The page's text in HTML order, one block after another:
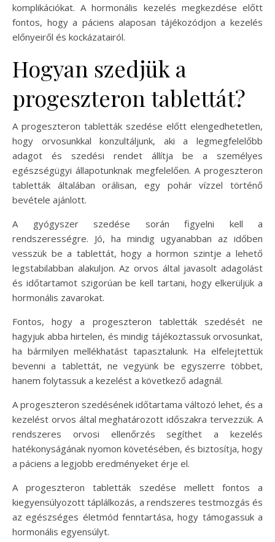
komplikációkat. A hormonális kezelés megkezdése előtt
fontos, hogy a páciens alaposan tájékozódjon a kezelés
előnyeiről és kockázatairól.
Hogyan szedjük a
progeszteron tablettát?
A progeszteron tabletták szedése előtt elengedhetetlen,
hogy orvosunkkal konzultáljunk, aki a legmegfelelőbb
adagot és szedési rendet állítja be a személyes
egészségügyi állapotunknak megfelelően. A progeszteron
tabletták általában orálisan, egy pohár vízzel történő
bevétele ajánlott.
A gyógyszer szedése során figyelni kell a
rendszerességre. Jó, ha mindig ugyanabban az időben
vesszük be a tablettát, hogy a hormon szintje a lehető
legstabilabban alakuljon. Az orvos által javasolt adagolást
és időtartamot szigorúan be kell tartani, hogy elkerüljük a
hormonális zavarokat.
Fontos, hogy a progeszteron tabletták szedését ne
hagyjuk abba hirtelen, és mindig tájékoztassuk orvosunkat,
ha bármilyen mellékhatást tapasztalunk. Ha elfelejtettük
bevenni a tablettát, ne vegyünk be egyszerre többet,
hanem folytassuk a kezelést a következő adagnál.
A progeszteron szedésének időtartama változó lehet, és a
kezelést orvos által meghatározott időszakra tervezzük. A
rendszeres orvosi ellenőrzés segíthet a kezelés
hatékonyságának nyomon követésében, és biztosítja, hogy
a páciens a legjobb eredményeket érje el.
A progeszteron tabletták szedése mellett fontos a
kiegyensúlyozott táplálkozás, a rendszeres testmozgás és
az egészséges életmód fenntartása, hogy támogassuk a
hormonális egyensúlyt.